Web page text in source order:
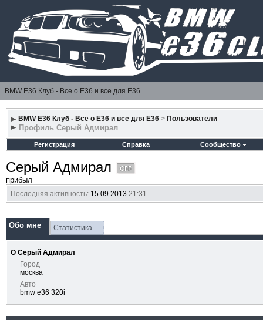
BMW E36 Клуб - Все о Е36 и все для Е36
BMW E36 Клуб - Все о Е36 и все для Е36 > Пользователи
Профиль Cерый Адмирал
Регистрация Справка Сообщество
Cерый Адмирал
прибыл
Последняя активность:15.09.2013 21:31
Обо мне Статистика
О Cерый Адмирал
Город
москва
Авто
bmw e36 320i